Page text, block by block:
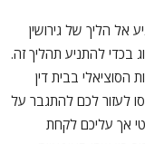
הליך של גירושין
להתניע תהליך זה.
בבית דין
לעזור לכם להתגבר על
אך עליכם לקחת